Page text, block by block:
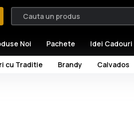
cu Traditie Brandy Calvados
Noi Pachete Idei Cadouri